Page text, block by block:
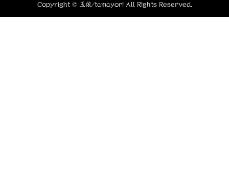
Copyright © 玉依/tamayori All Rights Reserved.